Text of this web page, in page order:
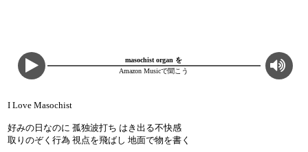
masochist organ を
Amazon Musicで聞こう
I Love Masochist
好みの日なのに 孤独波打ち はき出る不快感
取りのぞく行為 視点を飛ばし 地面で物を書く